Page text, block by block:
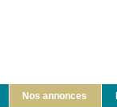
Nos annonces